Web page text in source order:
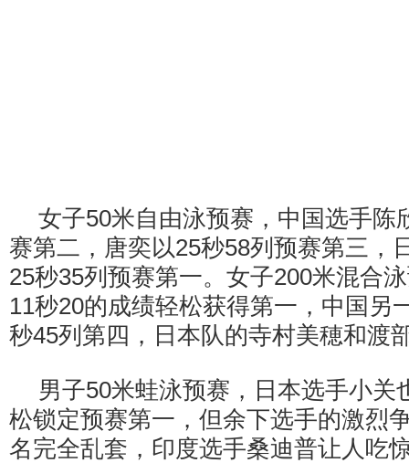
女子50米自由泳预赛，中国选手陈
赛第二，唐奕以25秒58列预赛第三，
25秒35列预赛第一。女子200米混合
11秒20的成绩轻松获得第一，中国另
秒45列第四，日本队的寺村美穂和渡
男子50米蛙泳预赛，日本选手小关
松锁定预赛第一，但余下选手的激烈
名完全乱套，印度选手桑迪普让人吃